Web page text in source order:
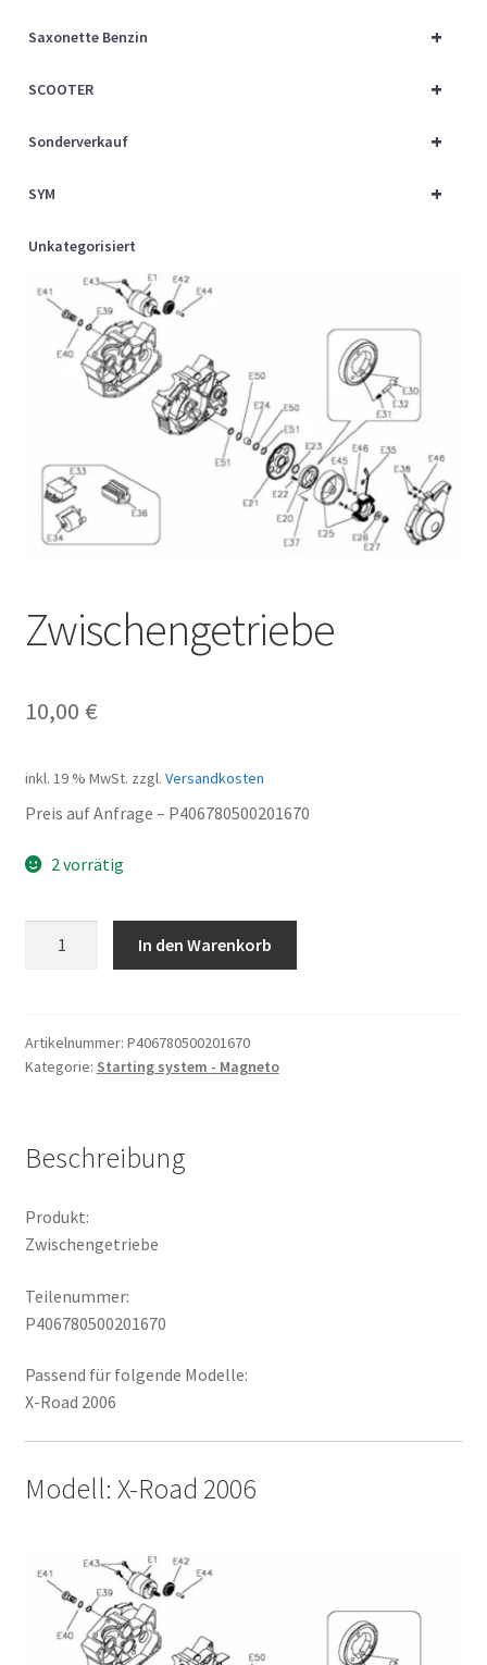
+
Saxonette Benzin
+
SCOOTER
+
Sonderverkauf
+
SYM
Unkategorisiert
Zwischengetriebe
10,00 €
inkl. 19 % MwSt. zzgl. Versandkosten
Preis auf Anfrage – P406780500201670
2 vorrätig
In den Warenkorb
Artikelnummer: P406780500201670
Kategorie: Starting system - Magneto
Beschreibung
Produkt:
Zwischengetriebe
Teilenummer:
P406780500201670
Passend für folgende Modelle:
X-Road 2006
Modell: X-Road 2006